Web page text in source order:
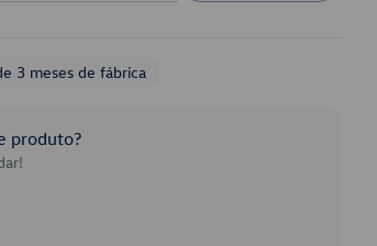
3 meses de fábrica
produto?